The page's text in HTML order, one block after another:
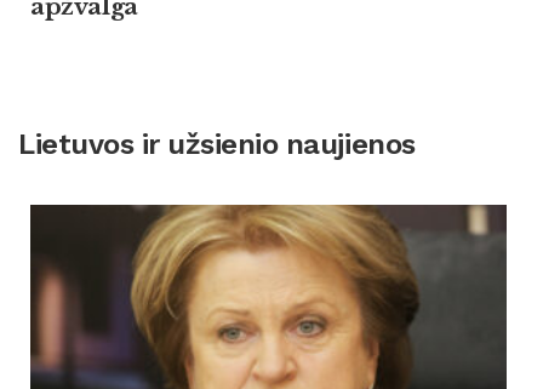
apžvalga
Lietuvos ir užsienio naujienos